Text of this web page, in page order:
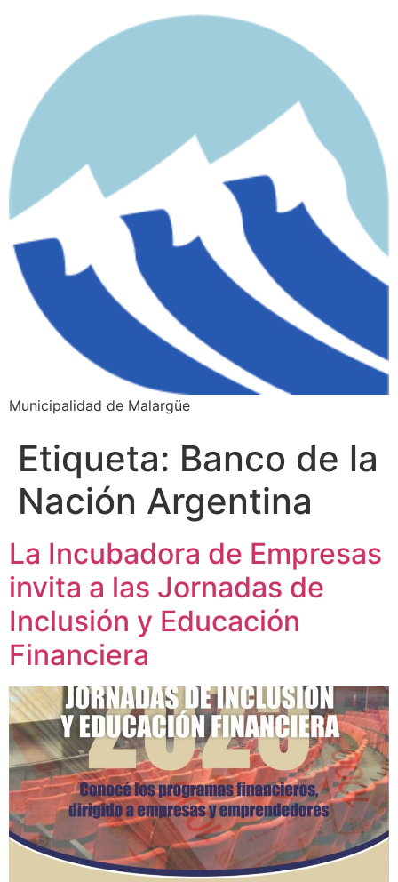
Municipalidad de Malargüe
Etiqueta: Banco de la
Nación Argentina
La Incubadora de Empresas
invita a las Jornadas de
Inclusión y Educación
Financiera